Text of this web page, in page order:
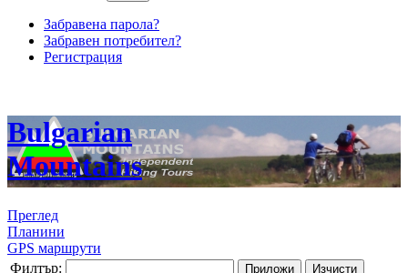
Забравена парола?
Забравен потребител?
Регистрация
Bulgarian
Mountains
Преглед
Планини
GPS маршрути
Филтър:
Приложи Изчисти